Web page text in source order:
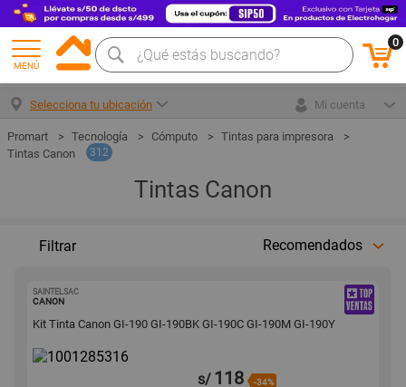
MENÚ
0
Selecciona tu ubicación Mi cuenta
Tecnología Cómputo
Tintas para impresora
Tintas Canon
312
Tintas Canon
Filtrar Recomendados
SAINTELSAC
CANON
Kit Tinta Canon GI-190 GI-190BK GI-190C GI-190M GI-190Y
s/ 118 -34%